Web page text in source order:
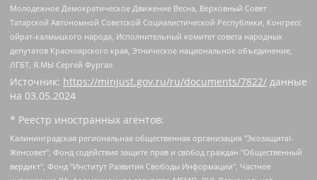
Молодежное Демократическое Движение Весна, Верховный Совет
Татарской Автономной Советской Социалистической Республики, Конгресс
ойрат-калмыцкого народа, Исполнительный комитет совета народных
депутатов Красноярского края, Этническое национальное объединение,
ЛГБТ, Я.МЫ Сергей Фургал
Источник: https://minjust.gov.ru/ru/documents/7822/ данные
на 03.05.2024
* Реестр иностранных агентов:
Калининградская региональная общественная организация "Экозащита!-Женсовет", Фонд содействия защите прав и свобод граждан "Общественный вердикт", Фонд "Институт Развития Свободы Информации", Частное учреждение "Информационное агентство МЕМО. РУ", Региональная общественная организация "Общественная комиссия по сохранению наследия академика Сахарова", Фонд поддержки свободы прессы, Санкт-Петербургская общественная правозащитная организация "Гражданский контроль", Межрегиональная общественная организация "Информационно-просветительский центр "Мемориал", Региональный Фонд "Центр Защиты Прав Средств Массовой Информации", с 05.12.2023 Фонд "Центр Защиты Прав Средств массовой информации", Региональная общественная благотворительная организация помощи беженцам и мигрантам "Гражданское содействие", Негосударственное образовательное учреждение дополнительного профессионального образования (повышение квалификации) специалистов "АКАДЕМИЯ ПО ПРАВАМ ЧЕЛОВЕКА", Свердловская региональная общественная организация "Сутяжник", Автономная некоммерческая организация "Центр независимых социологических исследований", Союз общественных объединений "Российский исследовательский центр по правам человека", Региональное общественное учреждение научно-информационный центр "МЕМОРИАЛ", Некоммерческая организация "Фонд защиты гласности", Автономная некоммерческая организация "Институт прав человека", Городская общественная организация "Екатеринбургское общество "МЕМОРИАЛ", Городская общественная организация "Рязанское историко-просветительское и правозащитное общество "Мемориал" (Рязанский Мемориал), Челябинский региональный орган общественной самодеятельности – женское общественное объединение "Женщины Евразии", Челябинский региональный орган общественной самодеятельности "Уральская правозащитная группа", Фонд содействия защите здоровья и социальной справедливости имени Андрея Рылькова, Автономная Некоммерческая Организация "Аналитический Центр Юрия Левады", Автономная некоммерческая организация социальной поддержки населения "Проект Апрель", Региональная общественная организация помощи женщинам и детям, находящимся в кризисной ситуации "Информационно-методический центр "Анна", Фонд содействия развитию массовых коммуникаций и правовому просвещению "Так-так-Так", Фонд содействия устойчивому развитию "Серебряная тайга", Свердловский региональный общественный фонд социальных проектов "Новое время", "Idel.Реалии", Кавказ.Реалии, Крым.Реалии, Телеканал Настоящее Время, Татаро-башкирская служба Радио Свобода (Azatliq Radiosi), Радио Свободная Европа/Радио Свобода (PCE/PC), "Сибирь.Реалии", "Фактограф", Благотворительный фонд помощи осужденным и их семьям, Автономная некоммерческая организация "Институт глобализации и социальных движений", Фонд "В защиту прав заключенных", Частное учреждение "Центр поддержки и содействия развитию средств массовой информации", Пензенский региональный общественный благотворительный фонд "Гражданский союз", "Север.Реалии", Некоммерческая организация Фонд "Правовая инициатива", Общество с ограниченной ответственностью "Радио Свободная Европа/Радио Свобода", Чешское информационное агентство "MEDIUM-ORIENT", Красноярская региональная общественная организация "Мы против СПИДа", Камалягин Денис Николаевич, Маркелов Сергей Евгеньевич, Пономарев Лев Александрович, Савицкая Людмила Алексеевна, Автономная некоммерческая организация "Центр по работе с проблемой насилия "НАСИЛИЮ.НЕТ", Межрегиональный профессиональный союз работников здравоохранения "Альянс врачей", Юридическое лицо, зарегистрированное в Латвийской Республике, SIA "Medusa Project" (регистрационный номер 40103797863, дата регистрации 10.06.2014), Некоммерческая организация "Фонд по борьбе с коррупцией", Автономная некоммерческая организация "Институт права и публичной политики", Баданин Роман Сергеевич, Гликин Максим Александрович, Железнова Мария Михайловна, Лукьянова Юлия Сергеевна, Маетная Елизавета Витальевна, Маняхин Петр Борисович, Чуракова Ольга Владимировна, Ярош Юлия Петровна, Юридическое лицо "The Insider SIA", зарегистрированное в Риге, Латвийская Республика (дата регистрации 26.06.2015), являющееся администратором доменного имени интернет-издания "The Insider SIA", https://theins.ru, Постернак Алексей Евгеньевич, Рубин Михаил Аркадьевич, Анин Роман Александрович, Юридическое лицо Istories fonds, зарегистрированное в Латвийской Республике (регистрационный номер 50008295751, дата регистрации 24.02.2020), Великовский Дмитрий Александрович, Долинина Ирина Николаевна, Мароховская Алеся Алексеевна, Шлейнов Роман Юрьевич, Шмагун Олеся Валентиновна, Общество с ограниченной ответственностью "Альтаир 2021", Общество с ограниченной ответственностью "Вега 2021", Общество с ограниченной ответственностью "Главный редактор 2021", Общество с ограниченной ответственностью "Ромашки монолит", Важенков Артем Валерьевич, Ивановская областная общественная организация "Центр гендерных исследований", Гурман Юрий Альбертович, Медиапроект "ОВД-Инфо", Егоров Владимир Владимирович, Жилинский Владимир Александрович, Общество с ограниченной ответственностью "ЗП", Иванова София Юрьевна, Карезина Инна Павловна, Кильтау Екатерина Викторовна, Петров Алексей Викторович, Пискунов Сергей Евгеньевич, Смирнов Сергей Сергеевич, Тихонов Михаил Сергеевич, Общество с ограниченной ответственностью "ЖУРНАЛИСТ-ИНОСТРАННЫЙ АГЕНТ", Арапова Галина Юрьевна, Вольтская Татьяна Анатольевна, Американская компания "Mason G.E.S. Anonymous Foundation" (США), являющаяся владельцем интернет-издания https://mnews.world/, Компания "Stichting Bellingcat", зарегистрированная в Нидерландах (дата регистрации 11.07.2018), Захаров Андрей Вячеславович, Клепиковская Екатерина Дмитриевна, Общество с ограниченной ответственностью "МЕМО", Перл Роман Александрович, Симонов Евгений Алексеевич, Соловьева Елена Анатольевна, Сотников Даниил Владимирович, Сурначева Елизавета Дмитриевна, Автономная некоммерческая организация по защите прав человека и информированию населения "Якутия – Наше Мнение", Общество с ограниченной ответственностью "Москоу диджитал медиа", с 26.01.2023 Общество с ограниченной ответственностью "Чайка Белые сады", Ветошкина Валерия Валерьевна, Заговора Максим Александрович, Межрегиональное общественное движение "Российская ЛГБТ - сеть", Оленичев Максим Владимирович, Павлов Иван Юрьевич, Скворцова Елена Сергеевна, Общество с ограниченной ответственностью "Как бы инагент", Кочетков Игорь Викторович, Общество с ограниченной ответственностью "Честные выборы", Еланчик Олег Александрович, Общество с ограниченной ответственностью "Нобелевский призыв", Гималова Регина Эмилевна, Григорьев Андрей Валерьевич, Григорьева Алина Александровна, Ассоциация по содействию защите прав призывников, альтернативнослужащих и военнослужащих "Правозащитная группа "Гражданин.Армия.Право", Хисамова Регина Фаритовна, Автономная некоммерческая организация по реализации социально-правовых программ "Лилит", Дальневосточное общественное движение "Маяк", Санкт-Петербургская ЛГБТ-инициативная группа "Выход", Инициативная группа ЛГБТ+ "Реверс", Алексеев Андрей Викторович, Бекбулатова Таисия Львовна, Беляев Иван Михайлович, Владыкина Елена Сергеевна, Гельман Марат Александрович, Никульшина Вероника Юрьевна, Толоконникова Надежда Андреевна, Шендерович Виктор Анатольевич, Общество с ограниченной ответственностью "Данное сообщение", Общество с ограниченной ответственностью Издательский дом "Новая глава", Айнбиндер Александра Александровна, Московский комьюнити-центр для ЛГБТ+инициатив, Благотворительный фонд развития филантропии, Deutsche Welle (Германия, Kurt-Schumacher-Strasse 3, 53113 Bonn), Борзунова Мария Михайловна, Воробьев Виктор Викторович, Голубева Анна Львовна, Константинова Алла Михайловна, Малкова Ирина Владимировна, Мурадов Мурад Абдулгалимович, Осетинская Елизавета Николаевна, Понасенков Евгений Николаевич, Ганапольский Матвей Юрьевич, Киселев Евгений Алексеевич, Борухович Ирина Григорьевна, Дремин Иван Тимофеевич, Дубровский Дмитрий Викторович, Красноярская региональная общественная организация поддержки и развития альтернативных образовательных технологий и межкультурных коммуникаций "ИНТЕРРА", Маяковская Екатерина Алексеевна, Фейгин Марк Захарович, Филимонов Андрей Викторович, Дзугкоева Регина Николаевна, Доброхотов Роман Александрович, Дудь Юрий Александрович, Елкин Сергей Владимирович, Кругликов Кирилл Игоревич, Сабунаева Мария Леонидовна, Семенов Алексей Владимирович, Шаинян Карен Багратович, Шульман Екатерина Михайловна, Асафьев Артур Валерьевич, Вахштайн Виктор Семенович, Венедиктов Алексей Алексеевич, Лушникова Екатерина Евгеньевна, Волков Леонид Михайлович, Невзоров Александр Глебович, Пархоменко Сергей Борисович, Сироткин Ярослав Николаевич, Кара-Мурза Владимир Владимирович, Баранова Наталья Владимировна, Гозман Леонид Яковлевич, Кагарлицкий Борис Юльевич, Климарев Михаил Валерьевич, Милов Владимир Станиславович, Автономная некоммерческая организация Краснодарский центр современного искусства "Типография", Моргенштерн Алишер Тагирович, Соболь Любовь Эдуардовна, Общество с ограниченной ответственностью "ЛИЗА НОРМ", Каспаров Гарри Кимович, Ходорковский Михаил Борисович, Общество с ограниченной ответственностью "Апрельские тезисы", Данилович Ирина Брониславовна, Кашин Олег Владимирович, Петров Николай Владимирович, Пивоваров Алексей Владимирович, Соколов Михаил Владимирович, Цветкова Юлия Владимировна, Чичваркин Евгений Александрович, Комитет против пыток/Команда против пыток, Общество с ограниченной ответственностью "Первый научный", Общество с ограниченной ответственностью "Вертолет и ко", Белоцерковская Вероника Борисовна, Кац Максим Евгеньевич, Лазарева Татьяна Юрьевна, Шаведдинов Руслан Табризович, Яшин Илья Валерьевич, Общество с ограниченной ответственностью "Иноагент ААВ", Алешковский Дмитрий Петрович, Альбац Евгения Марковна, Быков Дмитрий Львович, Галямина Юлия Евгеньевна, Лойко Сергей Леонидович, Мартынов Кирилл Константинович, Медведев Сергей Александрович, Крашенинников Федор Геннадиевич, Гордеева Катерина Вл